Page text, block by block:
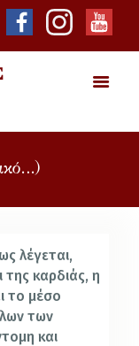
λέγεται,
της καρδιάς, η
το μέσο
των
και